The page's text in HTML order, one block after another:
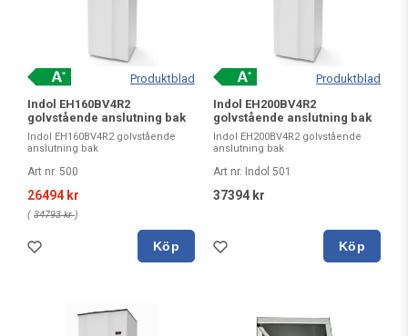
Produktblad
Indol EH160BV4R2
golvstående anslutning bak
Indol EH160BV4R2 golvstående
anslutning bak
Art nr. 500
26494 kr
( 34793 kr)
Köp
Produktblad
Indol EH200BV4R2
golvstående anslutning bak
Indol EH200BV4R2 golvstående
anslutning bak
Art nr. Indol 501
37394 kr
Köp